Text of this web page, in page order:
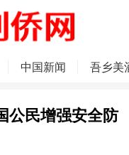
中国新闻 吾乡美
公民增强安全防